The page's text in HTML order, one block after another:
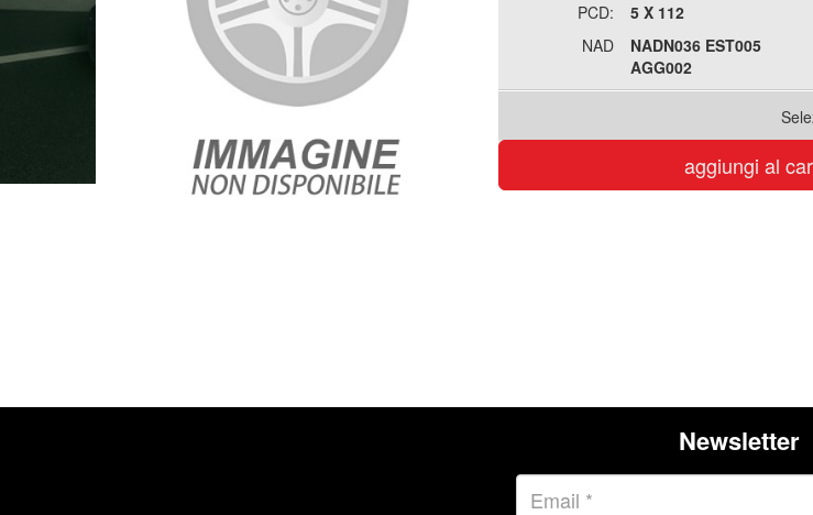
PCD:
5 X 112
NAD
NADN036 EST005
AGG002
aggiungi al
Newsletter